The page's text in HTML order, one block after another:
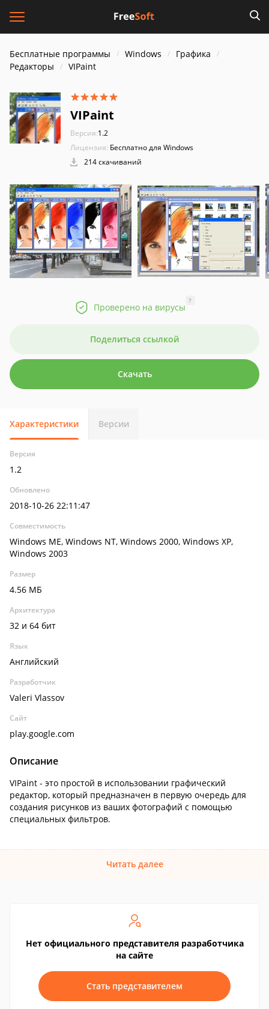
Бесплатные программы Windows
Графика
Редакторы
VIPaint
VIPaint
Версия:1.2
Лицензия: Бесплатно для Windows
214 скачиваний
Проверено на вирусы
?
Поделиться ссылкой
Скачать
Характеристики Версии
Версия
1.2
Обновлено
2018-10-26 22:11:47
Совместимость
Windows ME, Windows NT, Windows 2000, Windows XP,
Windows 2003
Размер
4.56 МБ
Архитектура
32 и 64 бит
Язык
Английский
Разработчик
Valeri Vlassov
Сайт
play.google.com
Описание
VIPaint - это простой в использовании графический
редактор, который предназначен в первую очередь для
создания рисунков из ваших фотографий с помощью
специальных фильтров.
Читать далее
Нет официального представителя разработчика
на сайте
Стать представителем